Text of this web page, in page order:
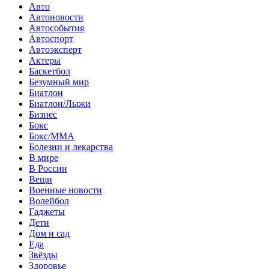
Авто
Автоновости
Автособытия
Автоспорт
Автоэксперт
Актеры
Баскетбол
Безумный мир
Биатлон
Биатлон/Лыжи
Бизнес
Бокс
Бокс/MMA
Болезни и лекарства
В мире
В России
Вещи
Военные новости
Волейбол
Гаджеты
Дети
Дом и сад
Еда
Звёзды
Здоровье